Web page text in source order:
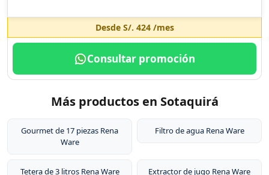
Desde S/. 424/mes
Consultar promoción
Más productos en Sotaquirá
Gourmet de 17 piezas Rena
Ware
Filtro de agua Rena Ware
Tetera de 3 litros Rena Ware Extractor de jugo Rena Ware